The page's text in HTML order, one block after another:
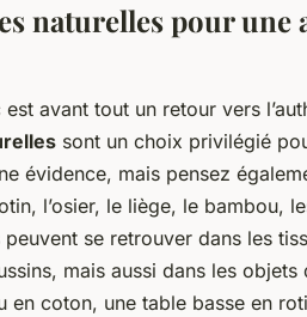
naturelles pour une
avant tout un retour vers
sont un choix privilégié
évidence, mais pensez
l’osier, le liège, le bambou,
se retrouver dans les
mais aussi dans les
en coton, une table basse en